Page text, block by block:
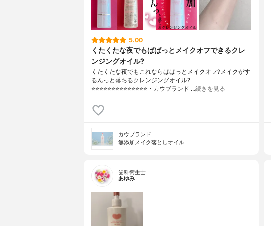
5.00
くたくたな夜でもぱぱっとメイクオフできるクレ
ンジングオイル?
くたくたな夜でもこれならぱぱっとメイクオフ?メイクがす
るんっと落ちるクレンジングオイル?
⭐️⭐️⭐️⭐️⭐️⭐️⭐️⭐️⭐️⭐️⭐️⭐️⭐️⭐️・カウブランド …続きを見る
カウブランド
無添加メイク落としオイル
歯科衛生士
あゆみ